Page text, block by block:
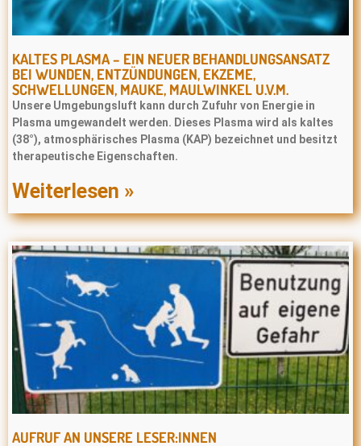
KALTES PLASMA – EIN NEUER BEHANDLUNGSANSATZ
BEI WUNDEN, ENTZÜNDUNGEN, EKZEME,
SCHWELLUNGEN, MAUKE, MAULWINKEL U.V.M.
Unsere Umgebungsluft kann durch Zufuhr von Energie in
Plasma umgewandelt werden. Dieses Plasma wird als kaltes
(38°), atmosphärisches Plasma (KAP) bezeichnet und besitzt
therapeutische Eigenschaften.
Weiterlesen »
AUFRUF AN UNSERE LESER:INNEN